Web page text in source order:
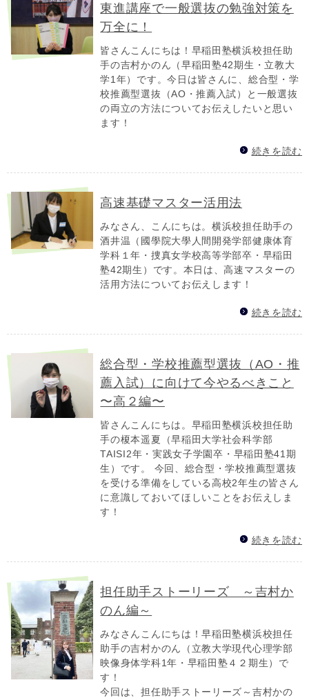
東進講座で一般選抜の勉強対策を
万全に！
皆さんこんにちは！早稲田塾横浜校担任助
手の吉村かのん（早稲田塾42期生・立教大
学1年）です。今日は皆さんに、総合型・学
校推薦型選抜（AO・推薦入試）と一般選抜
の両立の方法についてお伝えしたいと思い
ます！
続きを読む
高速基礎マスター活用法
みなさん、こんにちは。横浜校担任助手の
酒井温（國學院大學人間開発学部健康体育
学科１年・捜真女学校高等学部卒・早稲田
塾42期生）です。本日は、高速マスターの
活用方法についてお伝えします！
続きを読む
総合型・学校推薦型選抜（AO・推
薦入試）に向けて今やるべきこと
〜高２編〜
皆さんこんにちは。早稲田塾横浜校担任助
手の榎本遥夏（早稲田大学社会科学部
TAISI2年・実践女子学園卒・早稲田塾41期
生）です。 今回、総合型・学校推薦型選抜
を受ける準備をしている高校2年生の皆さん
に意識しておいてほしいことをお伝えしま
す！
続きを読む
担任助手ストーリーズ ～吉村か
のん編～
みなさんこんにちは！早稲田塾横浜校担任
助手の吉村かのん（立教大学現代心理学部
映像身体学科1年・早稲田塾４２期生）で
す！
今回は、担任助手ストーリーズ～吉村かの